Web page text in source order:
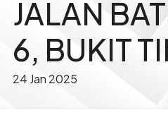
JALAN
6, BUKIT
24 Jan 2025